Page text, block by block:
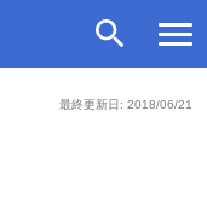
最終更新日: 2018/06/21